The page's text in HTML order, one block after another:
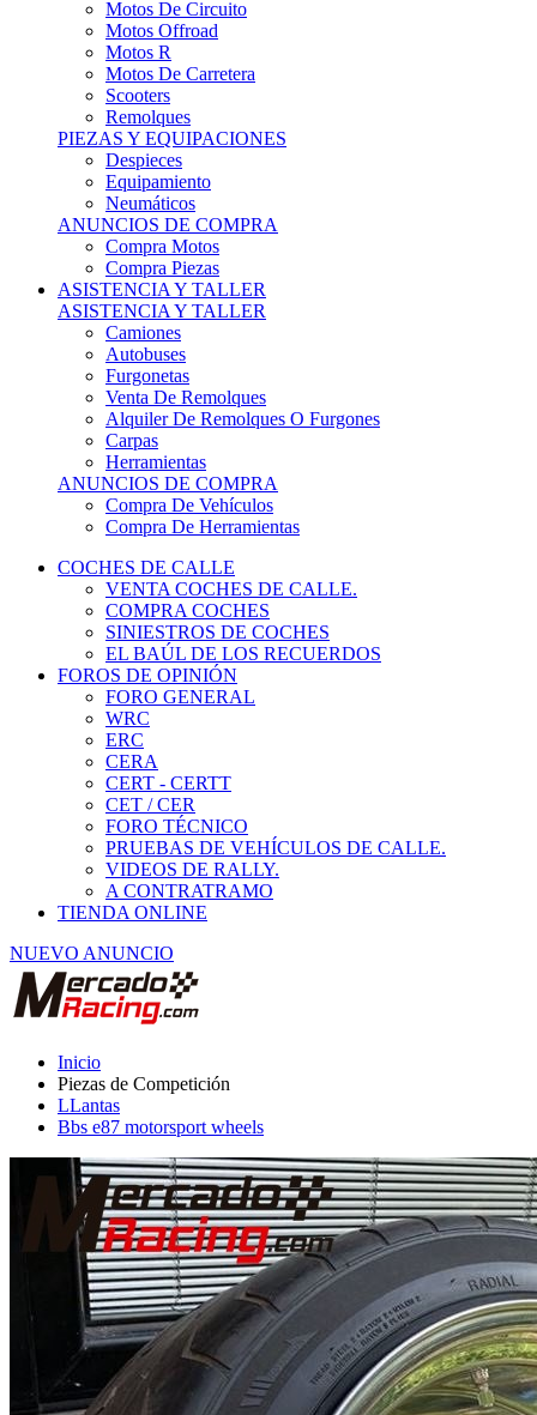
Motos R
Motos De Carretera
Scooters
Remolques
PIEZAS Y EQUIPACIONES
Despieces
Equipamiento
Neumáticos
ANUNCIOS DE COMPRA
Compra Motos
Compra Piezas
ASISTENCIA Y TALLER
ASISTENCIA Y TALLER
Camiones
Autobuses
Furgonetas
Venta De Remolques
Alquiler De Remolques O Furgones
Carpas
Herramientas
ANUNCIOS DE COMPRA
Compra De Vehículos
Compra De Herramientas
COCHES DE CALLE
VENTA COCHES DE CALLE.
COMPRA COCHES
SINIESTROS DE COCHES
EL BAÚL DE LOS RECUERDOS
FOROS DE OPINIÓN
FORO GENERAL
WRC
ERC
CERA
CERT - CERTT
CET / CER
FORO TÉCNICO
PRUEBAS DE VEHÍCULOS DE CALLE.
VIDEOS DE RALLY.
A CONTRATRAMO
TIENDA ONLINE
NUEVO ANUNCIO
Piezas de Competición
LLantas
Bbs e87 motorsport wheels